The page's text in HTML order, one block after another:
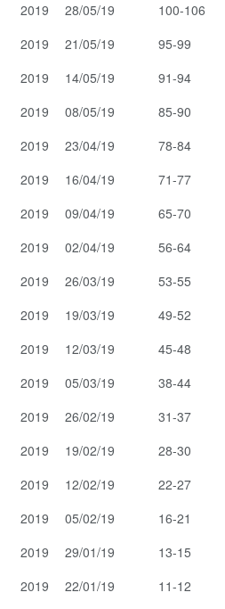
2019
28/05/19 100-106
2019
21/05/19 95-99
2019
14/05/19 91-94
2019
08/05/19 85-90
2019
23/04/19 78-84
2019
16/04/19 71-77
2019
09/04/19 65-70
2019
02/04/19 56-64
2019
26/03/19 53-55
2019
19/03/19 49-52
2019
12/03/19 45-48
2019
05/03/19 38-44
2019
26/02/19 31-37
2019
19/02/19 28-30
2019
12/02/19 22-27
2019
05/02/19 16-21
2019
29/01/19 13-15
2019
22/01/19 11-12